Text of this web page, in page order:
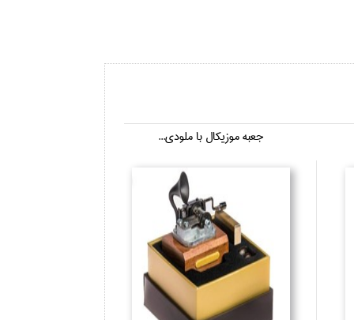
جعبه موزيكال با ملودي...